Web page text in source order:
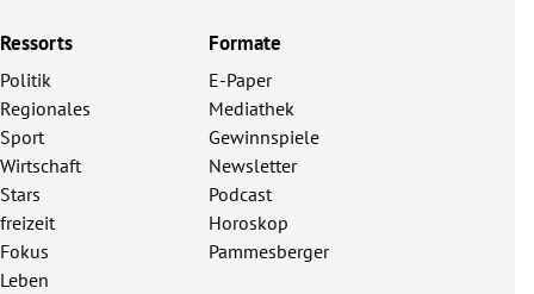
Ressorts
Politik
Regionales
Sport
Wirtschaft
Stars
freizeit
Fokus
Leben
Formate
E-Paper
Mediathek
Gewinnspiele
Newsletter
Podcast
Horoskop
Pammesberger